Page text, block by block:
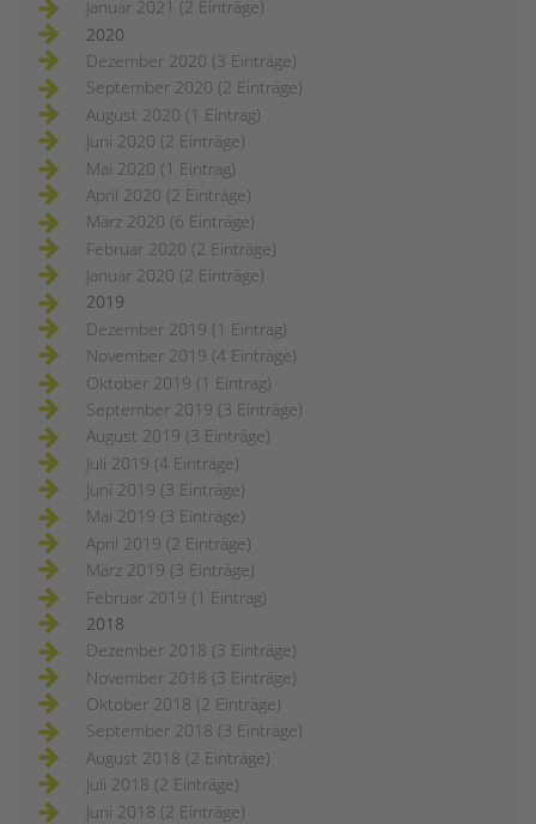
Januar 2021 (2 Einträge)
2020
Dezember 2020 (3 Einträge)
September 2020 (2 Einträge)
August 2020 (1 Eintrag)
Juni 2020 (2 Einträge)
Mai 2020 (1 Eintrag)
April 2020 (2 Einträge)
März 2020 (6 Einträge)
Februar 2020 (2 Einträge)
Januar 2020 (2 Einträge)
2019
Dezember 2019 (1 Eintrag)
November 2019 (4 Einträge)
Oktober 2019 (1 Eintrag)
September 2019 (3 Einträge)
August 2019 (3 Einträge)
Juli 2019 (4 Einträge)
Juni 2019 (3 Einträge)
Mai 2019 (3 Einträge)
April 2019 (2 Einträge)
März 2019 (3 Einträge)
Februar 2019 (1 Eintrag)
2018
Dezember 2018 (3 Einträge)
November 2018 (3 Einträge)
Oktober 2018 (2 Einträge)
September 2018 (3 Einträge)
August 2018 (2 Einträge)
Juli 2018 (2 Einträge)
Juni 2018 (2 Einträge)